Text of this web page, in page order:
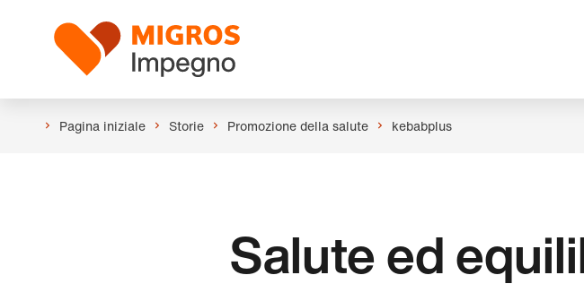
navigazione
Logo
Pagina iniziale Storie Promozione della salute kebabplus
Salute ed